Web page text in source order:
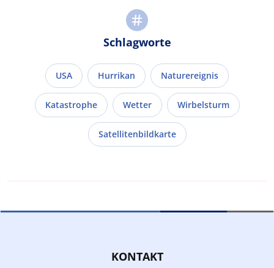
Schlagworte
USA Hurrikan Naturereignis
Katastrophe Wetter Wirbelsturm
Satellitenbildkarte
KONTAKT